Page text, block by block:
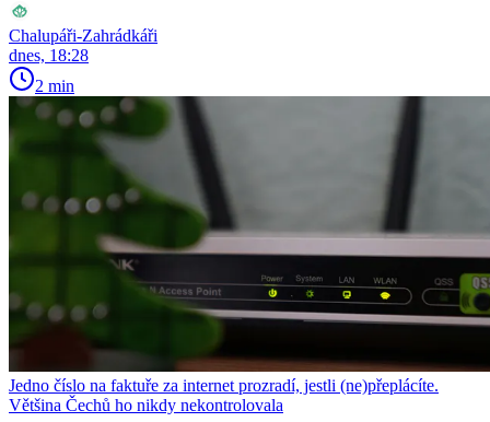
Chalupáři-Zahrádkáři
dnes, 18:28
2 min
Jedno číslo na faktuře za internet prozradí, jestli (ne)přeplácíte.
Většina Čechů ho nikdy nekontrolovala